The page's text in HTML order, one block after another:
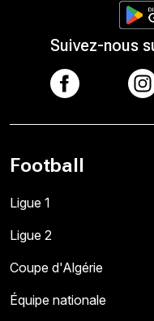
Suivez-nous
Football
Ligue 1
Ligue 2
Coupe d'Algérie
Équipe nationale